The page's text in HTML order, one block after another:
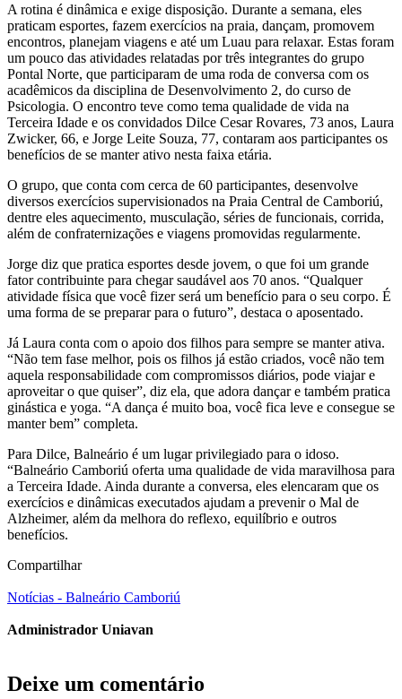
A rotina é dinâmica e exige disposição. Durante a semana, eles
praticam esportes, fazem exercícios na praia, dançam, promovem
encontros, planejam viagens e até um Luau para relaxar. Estas foram
um pouco das atividades relatadas por três integrantes do grupo
Pontal Norte, que participaram de uma roda de conversa com os
acadêmicos da disciplina de Desenvolvimento 2, do curso de
Psicologia. O encontro teve como tema qualidade de vida na
Terceira Idade e os convidados Dilce Cesar Rovares, 73 anos, Laura
Zwicker, 66, e Jorge Leite Souza, 77, contaram aos participantes os
benefícios de se manter ativo nesta faixa etária.
O grupo, que conta com cerca de 60 participantes, desenvolve
diversos exercícios supervisionados na Praia Central de Camboriú,
dentre eles aquecimento, musculação, séries de funcionais, corrida,
além de confraternizações e viagens promovidas regularmente.
Jorge diz que pratica esportes desde jovem, o que foi um grande
fator contribuinte para chegar saudável aos 70 anos. “Qualquer
atividade física que você fizer será um benefício para o seu corpo. É
uma forma de se preparar para o futuro”, destaca o aposentado.
Já Laura conta com o apoio dos filhos para sempre se manter ativa.
“Não tem fase melhor, pois os filhos já estão criados, você não tem
aquela responsabilidade com compromissos diários, pode viajar e
aproveitar o que quiser”, diz ela, que adora dançar e também pratica
ginástica e yoga. “A dança é muito boa, você fica leve e consegue se
manter bem” completa.
Para Dilce, Balneário é um lugar privilegiado para o idoso.
“Balneário Camboriú oferta uma qualidade de vida maravilhosa para
a Terceira Idade. Ainda durante a conversa, eles elencaram que os
exercícios e dinâmicas executados ajudam a prevenir o Mal de
Alzheimer, além da melhora do reflexo, equilíbrio e outros
benefícios.
Compartilhar
Notícias - Balneário Camboriú
Administrador Uniavan
Deixe um comentário